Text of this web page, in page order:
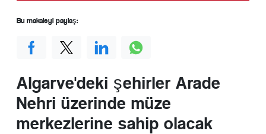
Algarve'deki şehirler Arade
Nehri üzerinde müze
merkezlerine sahip olacak
Bu makaleyi paylaş: